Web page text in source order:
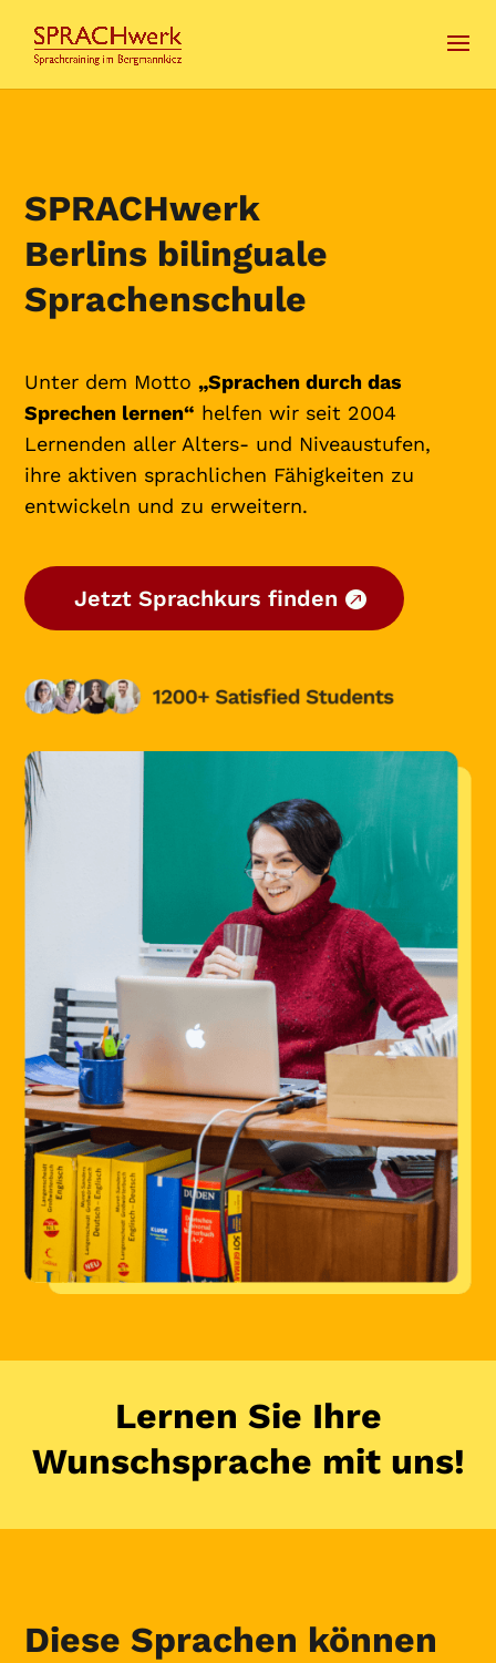
SPRACHwerk
Berlins bilinguale
Sprachenschule
Unter dem Motto„Sprachen durch das
Sprechen lernen“ helfen wir seit 2004
Lernenden aller Alters- und Niveaustufen,
ihre aktiven sprachlichen Fähigkeiten zu
entwickeln und zu erweitern.
Jetzt Sprachkurs finden
Lernen Sie Ihre
Wunschsprache mit uns!
Diese Sprachen können